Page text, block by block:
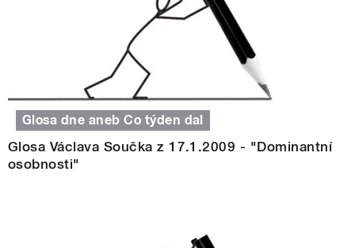
Glosa dne aneb Co týden dal
Glosa Václava Součka z 17.1.2009 - "Dominantní
osobnosti"